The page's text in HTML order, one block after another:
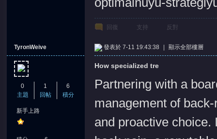
回復 支持 反對
TyronWeive
0
主題
1
回帖
6
積分
新手上路
發表於 7-11 19:43:38 顯示全部樓層
How specialized tre
Partnering with a
management of
and proactive choice.